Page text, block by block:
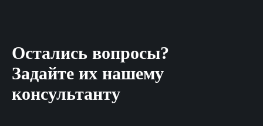
Остались вопросы?
Задайте их нашему
консультанту